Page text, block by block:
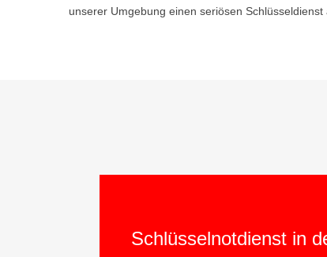
unserer Umgebung einen seriösen
Schlüsselnotdienst in